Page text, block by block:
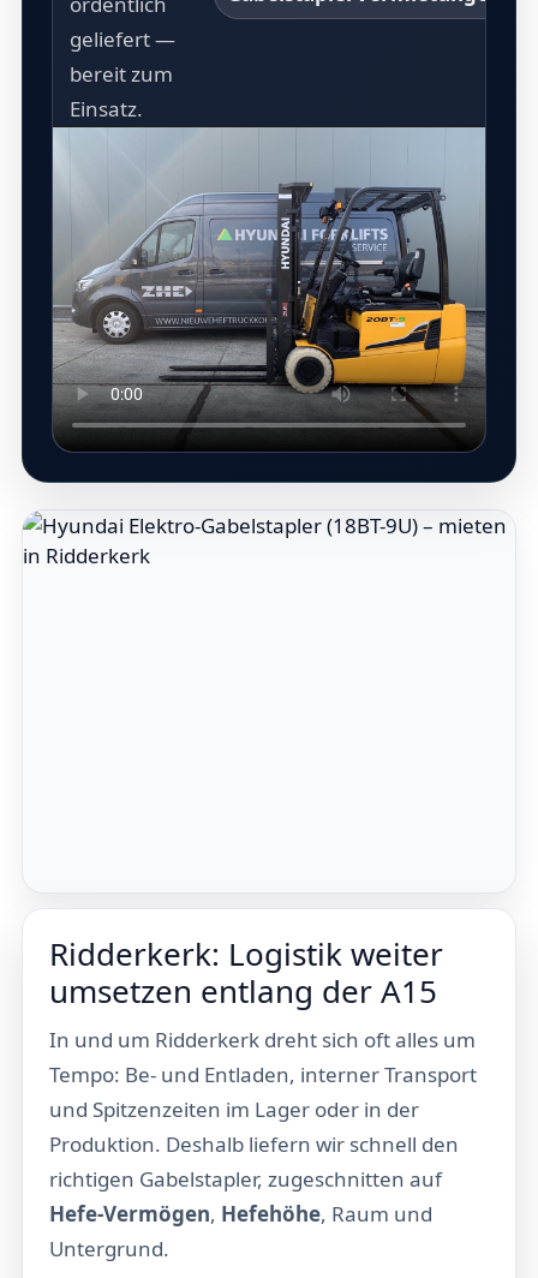
geliefert —
bereit zum
Einsatz.
Ridderkerk: Logistik weiter
umsetzen entlang der A15
In und um Ridderkerk dreht sich oft alles um
Tempo: Be- und Entladen, interner Transport
und Spitzenzeiten im Lager oder in der
Produktion. Deshalb liefern wir schnell den
richtigen Gabelstapler, zugeschnitten auf
Hefe-Vermögen, Hefehöhe, Raum und
Untergrund.